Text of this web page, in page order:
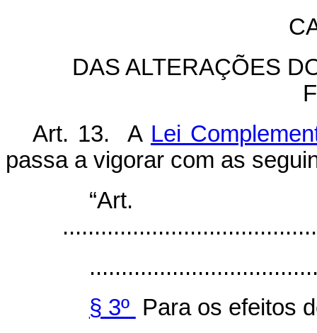
DAS ALTERAÇÕES
Art. 13. A Lei
passa a vigorar com as
§ 3º Para os efeitos